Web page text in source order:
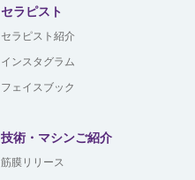
セラピスト
セラピスト紹介
インスタグラム
フェイスブック
技術・マシンご紹介
筋膜リリース